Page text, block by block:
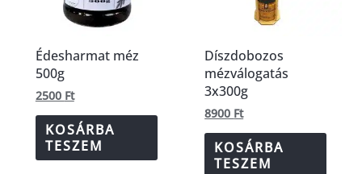
Édesharmat méz
500g
2500 Ft
KOSÁRBA
TESZEM
Díszdobozos
mézválogatás
3x300g
8900 Ft
KOSÁRBA
TESZEM